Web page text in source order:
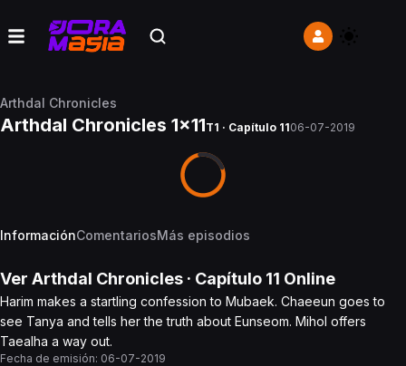
Arthdal Chronicles
Arthdal Chronicles 1x11T1 · Capítulo 1106-07-2019
InformaciónComentariosMás episodios
Ver Arthdal Chronicles · Capítulo 11 Online
Harim makes a startling confession to Mubaek. Chaeeun goes to
see Tanya and tells her the truth about Eunseom. Mihol offers
Taealha a way out.
Fecha de emisión: 06-07-2019